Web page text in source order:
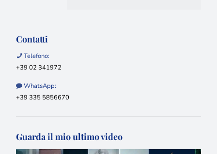
Contatti
Telefono:
+39 02 341972
WhatsApp:
+39 335 5856670
Guarda il mio ultimo video